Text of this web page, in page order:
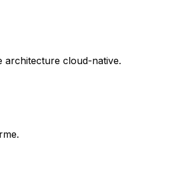
architecture cloud-native.